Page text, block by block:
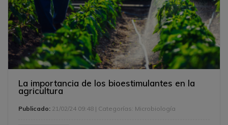
La importancia de los bioestimulantes en la
agricultura
Publicado: 21/02/24 09:48 | Categorías: Microbiología